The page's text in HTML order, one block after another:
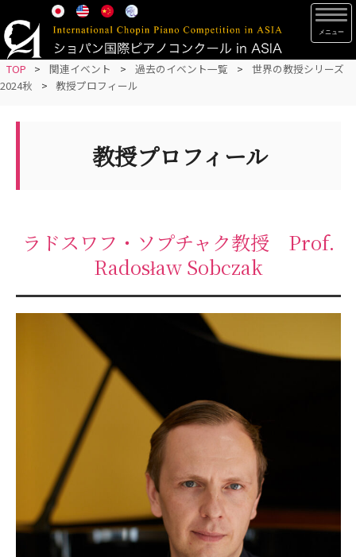
k
p
t
TOP > 関連イベント > 過去のイベント一覧 >
世界の教授シリーズ
2024秋
> 教授プロフィール
教授プロフィール
ラドスワフ・ソプチャク教授 Prof.
Radosław Sobczak